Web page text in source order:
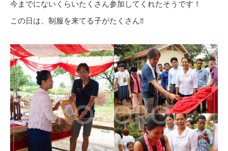
今までにないくらいたくさん参加してくれたそうです！
この日は、制服を来てる子がたくさん‼︎